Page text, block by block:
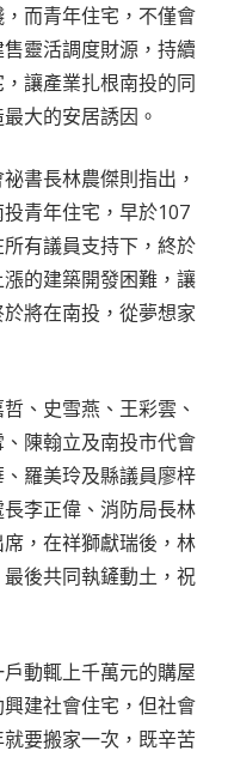
而青年住宅，不僅會
靈活調度財源，持續
讓產業扎根南投的同
大的安居誘因。
書長林農傑則指出，
青年住宅，早於107
有議員支持下，終於
的建築開發困難，讓
將在南投，從夢想家
、史雪燕、王彩雲、
陳翰立及南投市代會
羅美玲及縣議員廖梓
李正偉、消防局長林
，在祥獅獻瑞後，林
後共同執鏟動土，祝
動輒上千萬元的購屋
建社會住宅，但社會
要搬家一次，既辛苦